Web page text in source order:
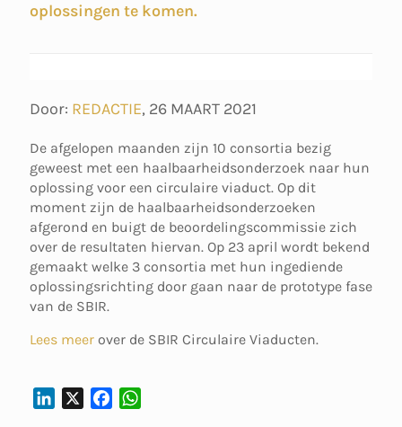
oplossingen te komen.
Door: REDACTIE, 26 MAART 2021
De afgelopen maanden zijn 10 consortia bezig
geweest met een haalbaarheidsonderzoek naar hun
oplossing voor een circulaire viaduct. Op dit
moment zijn de haalbaarheidsonderzoeken
afgerond en buigt de beoordelingscommissie zich
over de resultaten hiervan. Op 23 april wordt bekend
gemaakt welke 3 consortia met hun ingediende
oplossingsrichting door gaan naar de prototype fase
van de SBIR.
Lees meer over de SBIR Circulaire Viaducten.